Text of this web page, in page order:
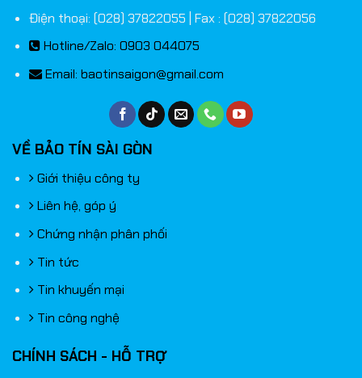
Điện thoại: (028) 37822055 | Fax : (028) 37822056
Hotline/Zalo: 0903 044075
Email: baotinsaigon@gmail.com
VỀ BẢO TÍN SÀI GÒN
Giới thiệu công ty
Liên hệ, góp ý
Chứng nhận phân phối
Tin tức
Tin khuyến mại
Tin công nghệ
CHÍNH SÁCH - HỖ TRỢ